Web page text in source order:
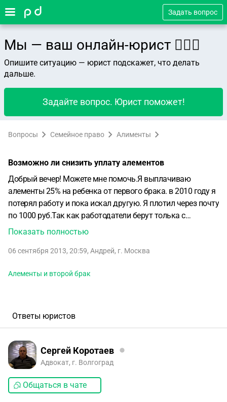
Задать вопрос
Мы — ваш онлайн-юрист 👨🏻‍⚖️
Опишите ситуацию — юрист подскажет, что делать
дальше.
Задайте вопрос. Юрист поможет!
Вопросы Семейное право Алименты
Возможно ли снизить уплату алементов
Добрый вечер! Можете мне помочь.Я выплачиваю
алементы 25% на ребенка от первого брака. в 2010 году я
потерял работу и пока искал другую. Я плотил через почту
по 1000 руб.Так как работодатели берут толька с
испытательным сроком. После был женат 2 раз.
инвалидность не рабочаяя група, больше время она
ребенок (девочка) Все это время я нахажусь сней
уменьшение алементов? Из аза этого у меня выросла
Показать полностью
06 сентября 2013, 20:59, Андрей, г. Москва
Алементы и второй брак
Ответы юристов
Сергей Коротаев
Адвокат, г. Волгоград
Общаться в чате